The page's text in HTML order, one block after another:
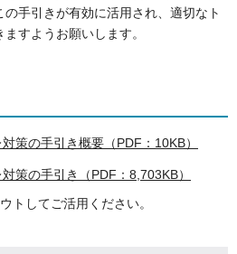
手引きが有効に活用され、適切なト
すようお願いします。
策の手引き概要（PDF：10KB）
策の手引き（PDF：8,703KB）
トしてご活用ください。